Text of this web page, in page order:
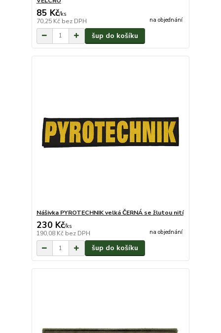
85 Kč/ks
70,25 Kč bez DPH na objednání
šup do košíku
Nášivka PYROTECHNIK velká ČERNÁ se žlutou nití
230 Kč/ks
190,08 Kč bez DPH na objednání
šup do košíku